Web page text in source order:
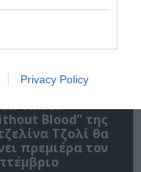
Privacy Policy
ταινία
Blood” της
Τζολί θα
πρεμιέρα τον